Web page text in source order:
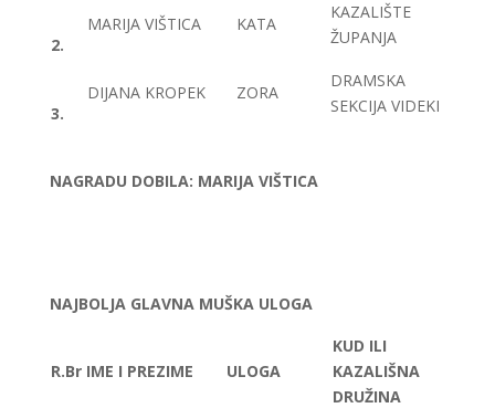
2.
MARIJA VIŠTICA KATA
KAZALIŠTE
ŽUPANJA
3.
DIJANA KROPEK ZORA
DRAMSKA
SEKCIJA VIDEKI
NAGRADU DOBILA: MARIJA VIŠTICA
NAJBOLJA GLAVNA MUŠKA ULOGA
R.Br IME I PREZIME ULOGA
KUD ILI
KAZALIŠNA
DRUŽINA